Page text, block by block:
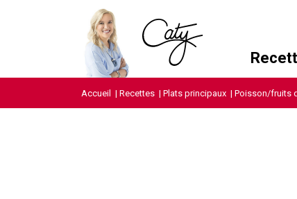
Accueil | Recettes | Plats principaux | Poisson/fruits